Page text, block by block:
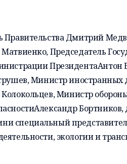
Дмитрий
, Председатель
ПрезидентаАнтон
, Министр иностранных
, Министр
Александр Бортников,
и специальный
экологии и